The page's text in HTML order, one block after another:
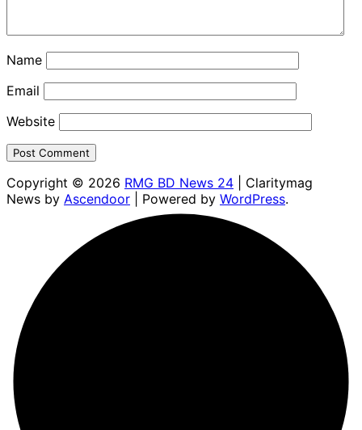
Name
Email
Website
Copyright © 2026 RMG BD News 24 | Claritymag
News by Ascendoor | Powered by WordPress.